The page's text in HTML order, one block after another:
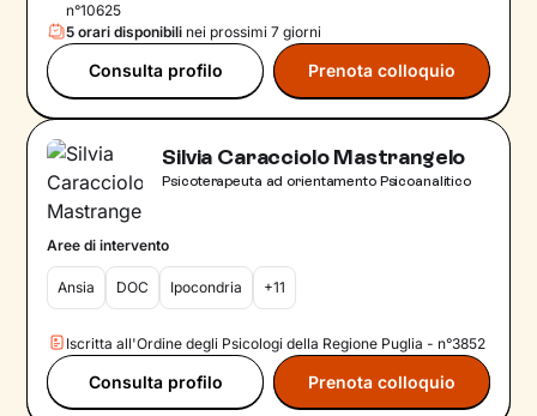
n°10625
5 orari disponibili nei prossimi 7 giorni
Consulta profilo Prenota colloquio
Silvia Caracciolo Mastrangelo
Psicoterapeuta ad orientamento Psicoanalitico
Aree di intervento
Ansia DOC Ipocondria +11
Iscritta all'Ordine degli Psicologi della Regione Puglia - n°3852
Consulta profilo Prenota colloquio